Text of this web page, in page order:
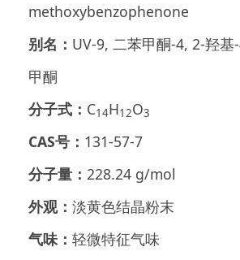
methoxybenzophenone
别名： UV-9, 二苯甲酮-4, 2-羟
甲酮
分子式： C14H12O3
CAS号： 131-57-7
分子量： 228.24 g/mol
外观： 淡黄色结晶粉末
气味： 轻微特征气味